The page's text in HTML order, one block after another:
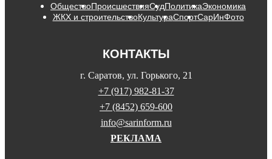
ОбществоПроисшествияСудПолитикаЭкономика
ЖКХ и строительствоКультураСпортСарИнФото
КОНТАКТЫ
г. Саратов, ул. Горького, 21
+7 (917) 982-81-37
+7 (8452) 659-600
info@sarinform.ru
РЕКЛАМА